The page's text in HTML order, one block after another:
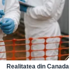
Realitatea din Canada